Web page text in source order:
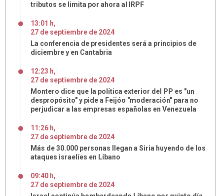
tributos se limita por ahora al IRPF
13:01 h,
27 de septiembre de 2024
La conferencia de presidentes será a principios de
diciembre y en Cantabria
12:23 h,
27 de septiembre de 2024
Montero dice que la política exterior del PP es "un
despropósito" y pide a Feijóo "moderación" para no
perjudicar a las empresas españolas en Venezuela
11:26 h,
27 de septiembre de 2024
Más de 30.000 personas llegan a Siria huyendo de los
ataques israelíes en Líbano
09:40 h,
27 de septiembre de 2024